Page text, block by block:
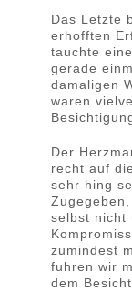
Das Letzte
erhofften
tauchte
gerade
damaligen
waren
Der
recht auf
sehr hing
selbst nicht
zumindest
fuhren wir
dem